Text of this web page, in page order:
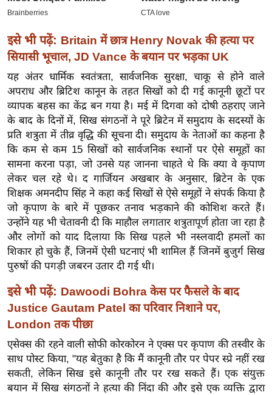
य
यं
ग
इं
डि
या
सा
हि
त्य
ज
ग
त
ऑ
टो
व
र्ल्ड
न्यू
ज
ब्री
फ
म
नो
रं
इसे भी पढ़ें: Britain में छात्र Henry Novak की हत्या पर
सियासी भूचाल, JD Vance के बयान पर भड़का UK
यह अंतर धार्मिक स्वतंत्रता, सार्वजनिक सुरक्षा, चाकू से होने वाले
अपराध और ब्रिटिश कानून के तहत सिखों को दी गई कानूनी छूटों पर
व्यापक बहस का केंद्र बन गया है। मई में दिगवा को दोषी ठहराए जाने
के बाद के दिनों में, सिख संगठनों ने पूरे ब्रिटेन में समुदाय के सदस्यों के
प्रति शत्रुता में तीव्र वृद्धि की सूचना दी। समुदाय के नेताओं का कहना है
कि कम से कम 15 सिखों को सार्वजनिक स्थानों पर ऐसे समूहों का
सामना करना पड़ा, जो उनसे यह जानना चाहते थे कि क्या वे कृपाण
लेकर चल रहे थे। द गार्जियन अखबार के अनुसार, ब्रिटेन के एक
शिक्षक अमनदीप सिंह ने कहा कई सिखों से ऐसे समूहों ने संपर्क किया है
जो कृपाण के बारे में पूछकर तनाव भड़काने की कोशिश करते हैं।
उन्होंने यह भी चेतावनी दी कि माहौल लगातार शत्रुतापूर्ण होता जा रहा है
और लोगों को याद दिलाया कि सिख पहले भी नस्लवादी हमलों का
शिकार हो चुके हैं, जिनमें ऐसी घटनाएं भी शामिल हैं जिनमें बुजुर्ग सिख
पुरुषों की पगड़ी जबरन उतार दी गई थी।
इसे भी पढ़ें: Dawoodi Bohra केस पर फैसले के बाद
Justice Gautam Patel का परिवार निशाने पर,
London तक पीछा
एसेक्स की रहने वाली सोफी कोरकोरन ने एक्स पर कृपाण की तस्वीर के
साथ पोस्ट किया, "यह बेतुका है कि मैं कानूनी तौर पर पेपर स्प्रे नहीं रख
सकती, लेकिन सिख इसे कानूनी तौर पर रख सकते हैं। एक संयुक्त
बयान में सिख संगठनों ने हत्या की निंदा की और इसे एक व्यक्ति द्वारा